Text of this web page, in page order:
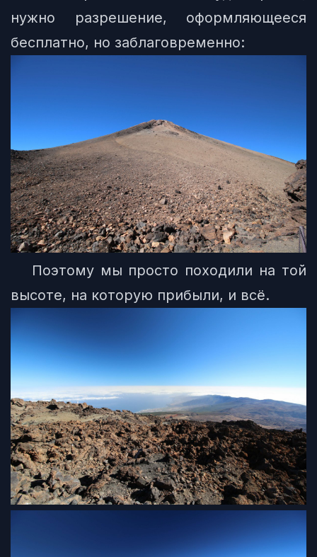
нужно разрешение, оформляющееся
бесплатно, но заблаговременно:
Поэтому мы просто походили на той
высоте, на которую прибыли, и всё.